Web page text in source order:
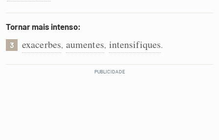
Caça-palavras
Dicionário
Tornar mais intenso:
3 exacerbes, aumentes, intensifiques.